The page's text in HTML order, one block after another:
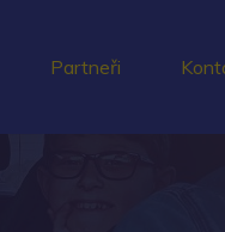
Partneři